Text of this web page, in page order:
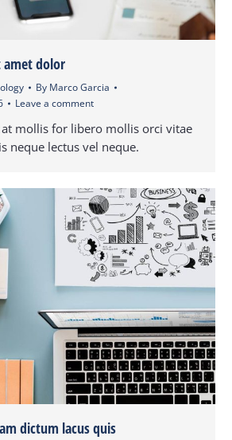
amet dolor
By Marco Garcia
Leave a comment
mollis for libero mollis orci vitae
neque lectus vel neque.
dictum lacus quis